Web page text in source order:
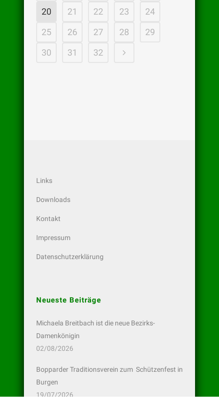
20
21 22 23
24
25
26 27 28
29
30
31 32
Links
Downloads
Kontakt
Impressum
Datenschutzerklärung
Neueste Beiträge
Michaela Breitbach ist die neue Bezirks-
Damenkönigin
02/08/2026
Bopparder Traditionsverein zum Schützenfest in
Burgen
19/07/2026